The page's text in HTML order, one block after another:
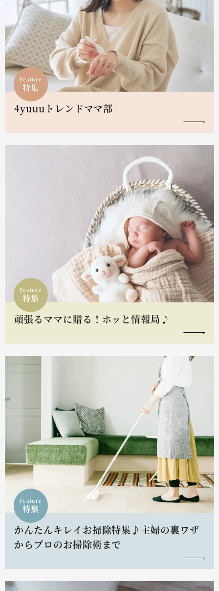
Feature
特集
4yuuuトレンドママ部
Feature
特集
頑張るママに贈る！ホッと情報局♪
Feature
特集
かんたんキレイお掃除特集♪主婦の裏ワザ
からプロのお掃除術まで